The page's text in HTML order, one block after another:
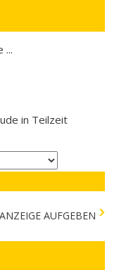
...
in Teilzeit
AUFGEBEN